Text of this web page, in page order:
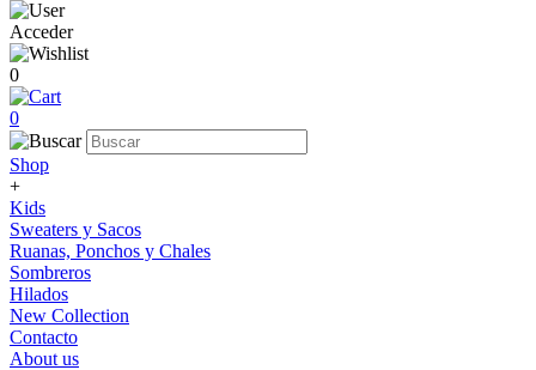
Acceder
0
0
Shop
+
Kids
Sweaters y Sacos
Ruanas, Ponchos y Chales
Sombreros
Hilados
New Collection
Contacto
About us